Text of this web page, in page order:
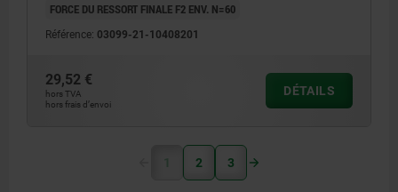
FORCE DU RESSORT FINALE F2 ENV. N=60
Référence: 03099-21-10408201
29,52 €
hors TVA
hors frais d’envoi
DÉTAILS
1 2 3